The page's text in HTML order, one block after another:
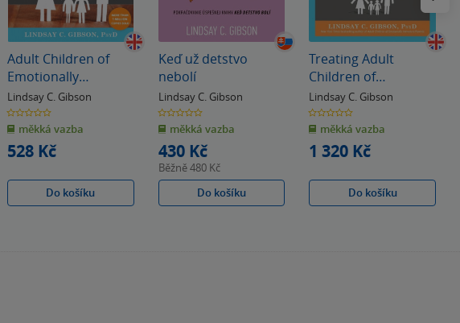
Adult Children of
Emotionally
Immature Parents
Lindsay C. Gibson
0.0
z
5
hvězdiček
měkká vazba
528 Kč
Do košíku
Keď už detstvo
nebolí
Lindsay C. Gibson
0.0
z
5
hvězdiček
měkká vazba
430 Kč
Běžně480 Kč
Do košíku
Treating Adult
Children of
Emotionally
Immature Parents
Lindsay C. Gibson
0.0
z
5
hvězdiček
měkká vazba
1 320 Kč
Do košíku